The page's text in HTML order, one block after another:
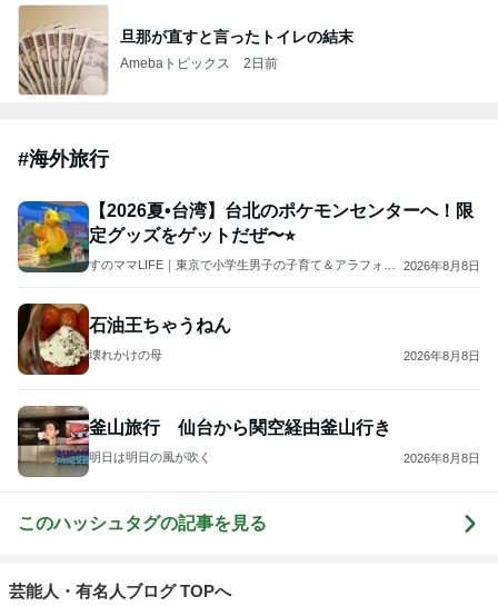
旦那が直すと言ったトイレの結末
Amebaトピックス 2日前
#海外旅行
【2026夏•台湾】台北のポケモンセンターへ！限
定グッズをゲットだぜ〜⭐︎
すのママLIFE｜東京で小学生男子の子育て＆アラフォー
2026年8月8日
石油王ちゃうねん
壊れかけの母 2026年8月8日
釜山旅行 仙台から関空経由釜山行き
明日は明日の風が吹く 2026年8月8日
このハッシュタグの記事を見る
芸能人・有名人ブログ TOPへ